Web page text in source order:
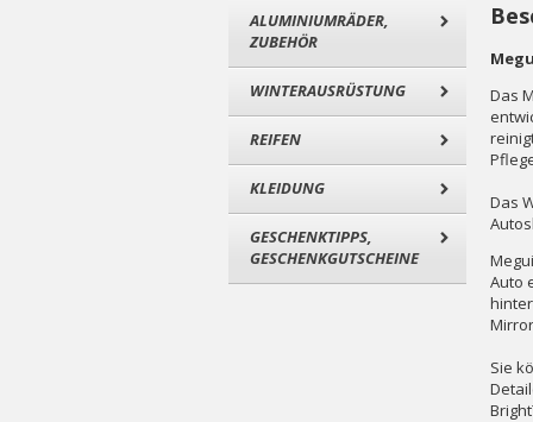
ALUMINIUMRÄDER,
ZUBEHÖR
WINTERAUSRÜSTUNG
REIFEN
KLEIDUNG
GESCHENKTIPPS,
GESCHENKGUTSCHEINE
Das
Das
Auto
Sie